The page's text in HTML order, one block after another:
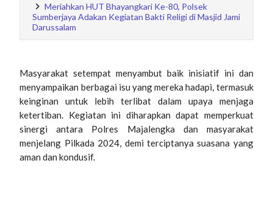
Meriahkan HUT Bhayangkari Ke-80, Polsek
Sumberjaya Adakan Kegiatan Bakti Religi di Masjid Jami
Darussalam
Masyarakat setempat menyambut baik inisiatif ini dan
menyampaikan berbagai isu yang mereka hadapi, termasuk
keinginan untuk lebih terlibat dalam upaya menjaga
ketertiban. Kegiatan ini diharapkan dapat memperkuat
sinergi antara Polres Majalengka dan masyarakat
menjelang Pilkada 2024, demi terciptanya suasana yang
aman dan kondusif.